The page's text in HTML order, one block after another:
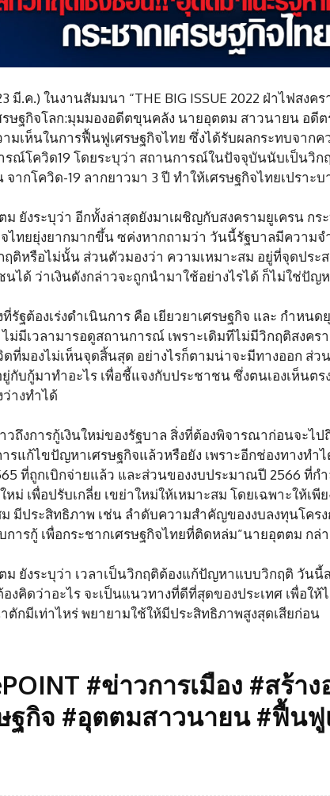
มี.ค.) ในงานสัมมนา “THE BIG ISSUE 2022 ฝ่าไฟสง
รษฐกิจโลก:มุมมองอดีตขุนคลัง นายอุตตม สาวนายน อดีต
ามเห็นในการฟื้นฟูเศรษฐกิจไทย ซึ่งได้รับผลกระทบจาก
รณ์โควิด19 โดยระบุว่า สถานการณ์ในปัจจุบันนับเป็นวิก
จากโควิด-19 ลากยาวมา 3 ปี ทำให้เศรษฐกิจไทยเปราะบ
ม ยังระบุว่า อีกทั้งล่าสุดยังมาเผชิญกับสงครามยูเครน ก
จไทยยุ่งยากมากขึ้น ซค่งหากถามว่า วันนี้รัฐบาลมีความจ
ฤติหรือไม่นั้น ส่วนตัวมองว่า ความเหมาะสม อยู่ที่จุดประ
นได้ ว่าเงินดังกล่าวจะถูกนำมาใช้อย่างไรได้ ก็ไม่ใช่ปัญ
รัฐต้องเร่งดำเนินการ คือ เยียวยาเศรษฐกิจ และ กำหน
ม่มีเวลามารอดูสถานการณ์ เพราะเดิมทีไม่มีวิกฤติสงคร
ดที่มองไม่เห็นจุดสิ้นสุด อย่างไรก็ตามน่าจะมีทางออก ส่ว
กับกู้มาทำอะไร เพื่อชี้แจงกับประชาชน ซึ่งตนเองเห็นต
างทำได้
าวถึงการกู้เงินใหม่ของรัฐบาล สิ่งที่ต้องพิจารณาก่อนจะไ
ารแก้ไขปัญหาเศรษฐกิจแล้วหรือยัง เพราะอีกช่องทางท
ที่ถูกเบิกจ่ายแล้ว และส่วนของงบประมาณปี 2566 ที่ก
ม่ เพื่อปรับเกลี่ย เขย่าใหม่ให้เหมาะสม โดยเฉพาะให้เ
ม มีประสิทธิภาพ เช่น ลำดับความสำคัญของงบลงทุนโคร
การกู้ เพื่อกระชากเศรษฐกิจไทยที่ติดหล่ม”นายอุตตม กล่
ม ยังระบุว่า เวลาเป็นวิกฤติต้องแก้ปัญหาแบบวิกฤติ วัน
งคิดว่าอะไร จะเป็นแนวทางที่ดีที่สุดของประเทศ เพื่อให้
ตักมีเท่าไหร่ พยายามใช้ให้มีประสิทธิภาพสูงสุดเสียก่อน
#ข่าวการเมือง #สร้า
ฐกิจ #อุตตมสาวนายน #ฟื้นฟู